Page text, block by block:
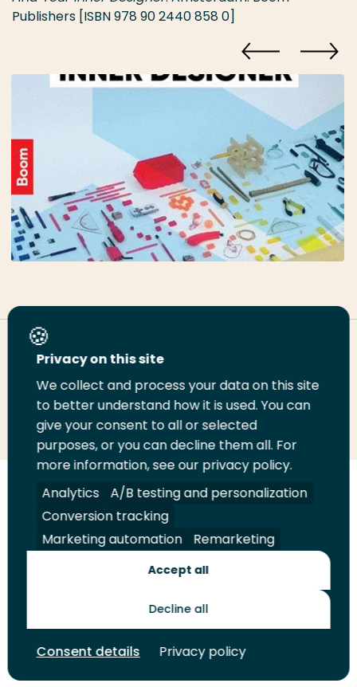
Publishers [ISBN 978 90 2440 858 0]
Deel deze pagina
Deel
LinkedIn
Deel
op
Twitter
Deel
op
Facebook
Email
deze
pagina
Print
deze
pagina
Volg
ons
op
LinkedIn
Volg
ons
op
Facebook
Volg
ons
op
YouTube
Volg
ons
op
Instagram
Juridisch Security A-Z Index
Contact
Toekomstmakers
Privacy on this site
We collect and process your data on this site
to better understand how it is used. You can
give your consent to all or selected
purposes, or you can decline them all. For
more information, see our privacy policy.
Analytics
A/B testing and personalization
Conversion tracking
Marketing automation
Remarketing
Accept all
Decline all
Consent details Privacy policy